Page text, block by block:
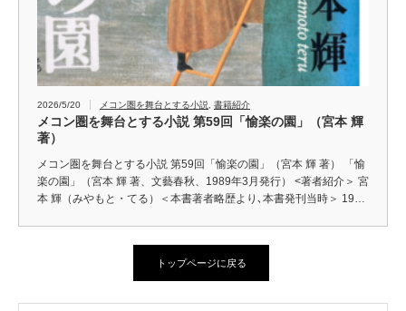
2026/5/20 メコン圏を舞台とする小説 書籍紹介
メコン圏を舞台とする小説 第59回「愉楽の園」（宮本 輝
著）
メコン圏を舞台とする小説 第59回「愉楽の園」（宮本 輝 著） 「愉
楽の園」（宮本 輝 著、文藝春秋、1989年3月発行） <著者紹介＞ 宮
本 輝（みやもと・てる）＜本書著者略歴より､本書発刊当時＞ 19…
トップページに戻る